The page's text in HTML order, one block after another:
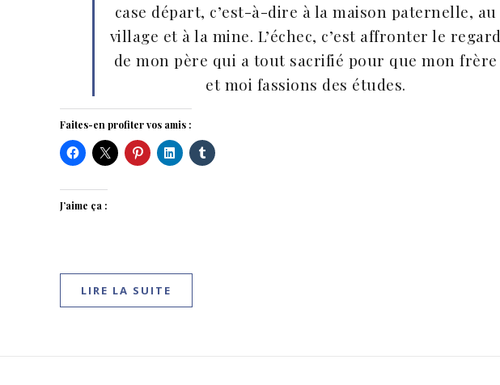
case départ, c’est-à-dire à la maison paternelle, au
village et à la mine. L’échec, c’est affronter le regard
de mon père qui a tout sacrifié pour que mon frère
et moi fassions des études.
Faites-en profiter vos amis :
J’aime ça :
LIRE LA SUITE